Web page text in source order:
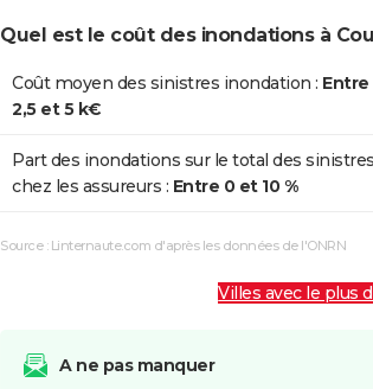
Quel est le coût des inondations à
Coût moyen des sinistres inondation : Entre
2,5 et 5 k€
Part des inondations sur le total des sinistres
chez les assureurs : Entre 0 et 10 %
Source : Linternaute.com d'après les données de l'ONRN
Villes avec le plus
A ne pas manquer